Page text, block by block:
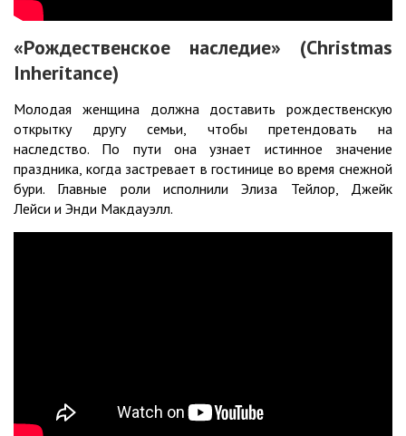
«Рождественское наследие» (Christmas
Inheritance)
Молодая женщина должна доставить рождественскую
открытку другу семьи, чтобы претендовать на
наследство. По пути она узнает истинное значение
праздника, когда застревает в гостинице во время снежной
бури. Главные роли исполнили Элиза Тейлор, Джейк
Лейси и Энди Макдауэлл.